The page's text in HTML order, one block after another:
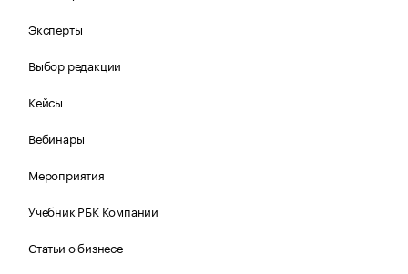
Эксперты
Выбор редакции
Кейсы
Вебинары
Мероприятия
Учебник РБК Компании
Статьи о бизнесе